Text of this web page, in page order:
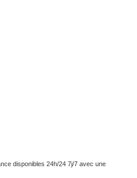
disponibles 24h/24 7j/7 avec une